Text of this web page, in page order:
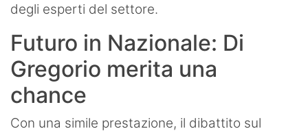
degli esperti del settore.
Futuro in Nazionale: Di
Gregorio merita una
chance
Con una simile prestazione, il dibattito sul